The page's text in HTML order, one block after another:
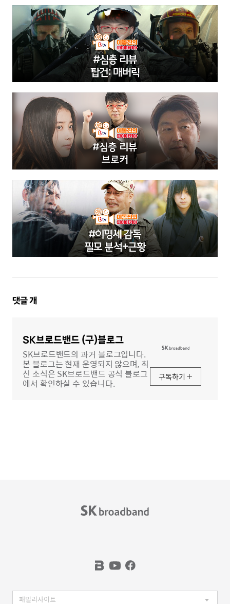
댓
댓글개
SK브로드밴드 (구)블로그
SK브로드밴드의 과거 블로그입니다.
본 블로그는 현재 운영되지 않으며, 최
신 소식은 SK브로드밴드 공식 블로그
에서 확인하실 수 있습니다.
구독하기